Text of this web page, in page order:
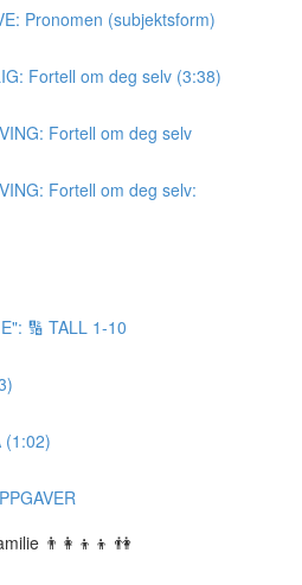
Pronomen (subjektsform)
Fortell om deg selv (3:38)
Fortell om deg selv
Fortell om deg selv:
🔢 TALL 1-10
👨‍👩‍👦‍👦 👫